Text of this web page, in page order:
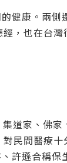
健康。兩
，也在台灣
道家、佛
民間醫療
許遜合稱